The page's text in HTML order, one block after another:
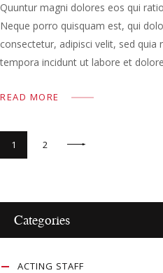
Quuntur magni dolores eos qui
Neque porro quisquam est, qui
consectetur, adipisci velit, sed quia
tempora incidunt ut labore et
READ MORE
Navigazione
articoli
PAGE
1 PAGE
2
Categories
ACTING STAFF